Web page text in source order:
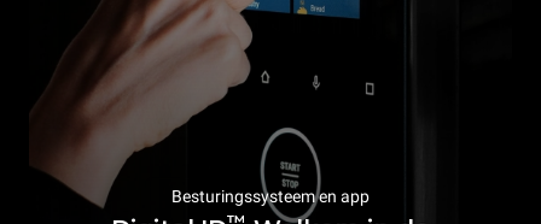
Besturingssysteem en app